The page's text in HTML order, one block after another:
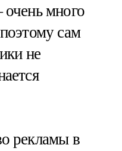
много
сам
не
рекламы в